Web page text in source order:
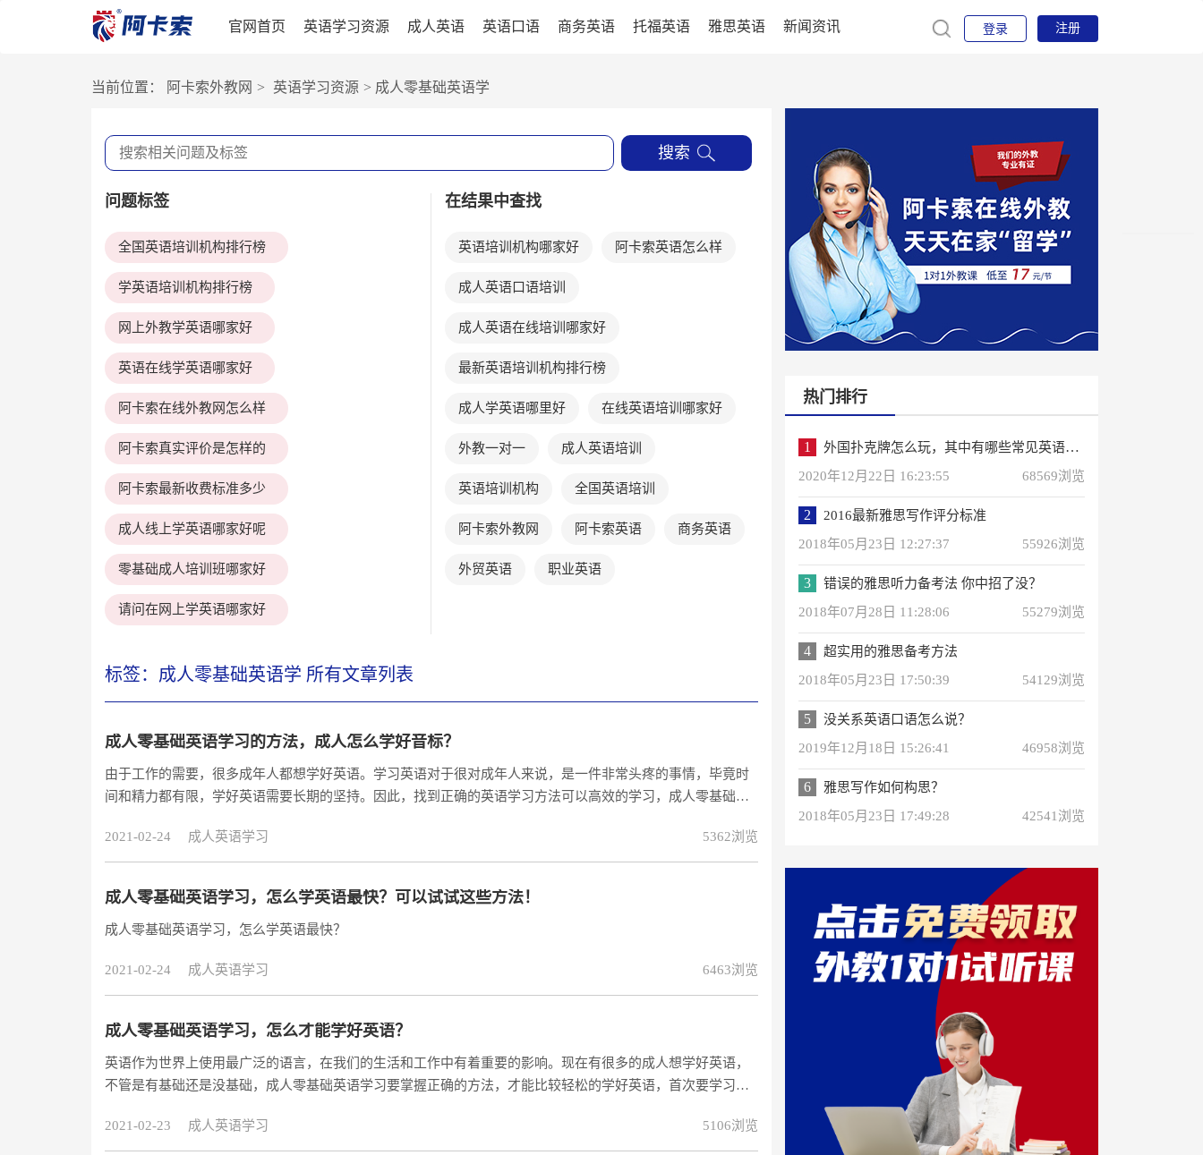
官网首页 英语学习资源 成人英语 英语口语 商务英语 托福英语 雅思英语 新闻资讯 登录 注册
当前位置： 阿卡索外教网 > 英语学习资源 > 成人零基础英语学
搜索
问题标签
全国英语培训机构排行榜
学英语培训机构排行榜
网上外教学英语哪家好
英语在线学英语哪家好
阿卡索在线外教网怎么样
阿卡索真实评价是怎样的
阿卡索最新收费标准多少
成人线上学英语哪家好呢
零基础成人培训班哪家好
请问在网上学英语哪家好
在结果中查找
英语培训机构哪家好 阿卡索英语怎么样
成人英语口语培训
成人英语在线培训哪家好
最新英语培训机构排行榜
成人学英语哪里好 在线英语培训哪家好
外教一对一 成人英语培训
英语培训机构 全国英语培训
阿卡索外教网 阿卡索英语 商务英语
外贸英语 职业英语
标签：成人零基础英语学 所有文章列表
成人零基础英语学习的方法，成人怎么学好音标？
由于工作的需要，很多成年人都想学好英语。学习英语对于很对成年人来说，是一件非常头疼的事情，毕竟时
间和精力都有限，学好英语需要长期的坚持。因此，找到正确的英语学习方法可以高效的学习，成人零基础英
合自己的方法，长期坚持，必定会取得效果的。
2021-02-24 成人英语学习 5362浏览
成人零基础英语学习，怎么学英语最快？可以试试这些方法！
成人零基础英语学习，怎么学英语最快？
2021-02-24 成人英语学习 6463浏览
成人零基础英语学习，怎么才能学好英语？
英语作为世界上使用最广泛的语言，在我们的生活和工作中有着重要的影响。现在有很多的成人想学好英语，
不管是有基础还是没基础，成人零基础英语学习要掌握正确的方法，才能比较轻松的学好英语，首次要学习的
2021-02-23
成人英语学习 5106浏览
热门排行
1
外国扑克牌怎么玩，其中有哪些常见英语词汇？
2020年12月22日 16:23:55
68569浏览
2
2016最新雅思写作评分标准
2018年05月23日 12:27:37
55926浏览
3
错误的雅思听力备考法 你中招了没？
2018年07月28日 11:28:06
55279浏览
4
超实用的雅思备考方法
2018年05月23日 17:50:39
54129浏览
5
没关系英语口语怎么说？
2019年12月18日 15:26:41
46958浏览
6
雅思写作如何构思？
2018年05月23日 17:49:28
42541浏览